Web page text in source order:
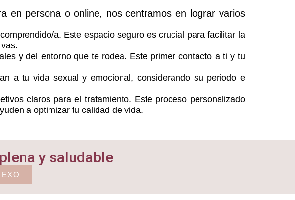
en persona o online, nos centramos en lograr varios
a. Este espacio seguro es crucial para facilitar la
y del entorno que te rodea. Este primer contacto a ti y tu
a tu vida sexual y emocional, considerando su periodo e
claros para el tratamiento. Este proceso personalizado
a optimizar tu calidad de vida.
y saludable